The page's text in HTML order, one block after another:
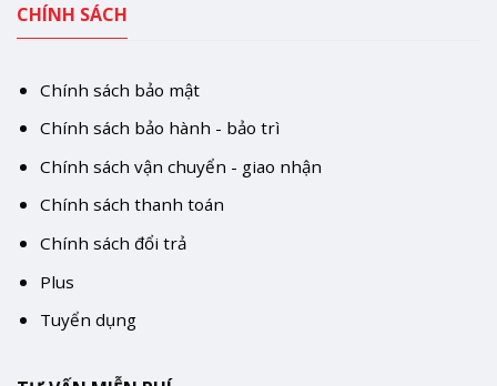
CHÍNH SÁCH
Chính sách bảo mật
Chính sách bảo hành - bảo trì
Chính sách vận chuyển - giao nhận
Chính sách thanh toán
Chính sách đổi trả
Plus
Tuyển dụng